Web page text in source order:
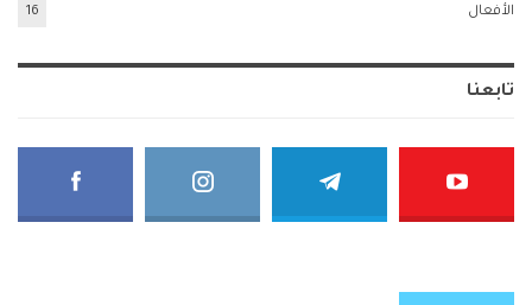
الأفعال 16
تابعنا